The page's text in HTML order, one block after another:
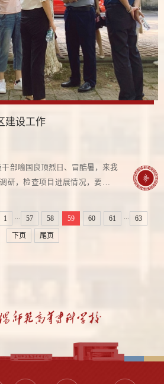
建设工作
部喻国良顶烈日、冒酷暑，来我
研，检查项目进展情况，要求抢
角色，与党...
1 ... 57 58 59 60 61 ... 63
下页 尾页